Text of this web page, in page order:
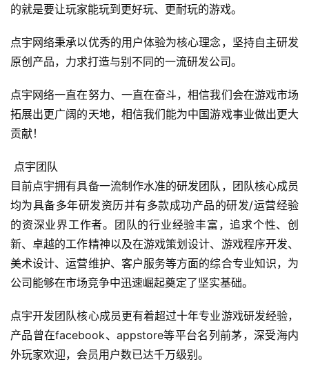
戏
业
手
机
戏
单
机
游
戏
闲
游
戏
的就是要让玩家能玩到更好玩、更耐玩的游戏。
点宇网络秉承以优秀的用户体验为核心理念，坚持自主研发
原创产品，力求打造与别不同的一流研发公司。
点宇网络一直在努力、一直在奋斗，相信我们会在游戏市场
拓展出更广阔的天地，相信我们能为中国游戏事业做出更大
贡献！
点宇团队
目前点宇拥有具备一流制作水准的研发团队，团队核心成员
均为具备多年研发资历并有多款成功产品的研发/运营经验
的资深业界工作者。团队的行业经验丰富，追求个性、创
新、卓越的工作精神以及在游戏策划设计、游戏程序开发、
美术设计、运营维护、客户服务等方面的综合专业知识，为
公司能够在市场竞争中迅速崛起奠定了坚实基础。
点宇开发团队核心成员更有着超过十年专业游戏研发经验，
产品曾在facebook、appstore等平台名列前茅，深受海内
外玩家欢迎，会员用户数已达千万级别。